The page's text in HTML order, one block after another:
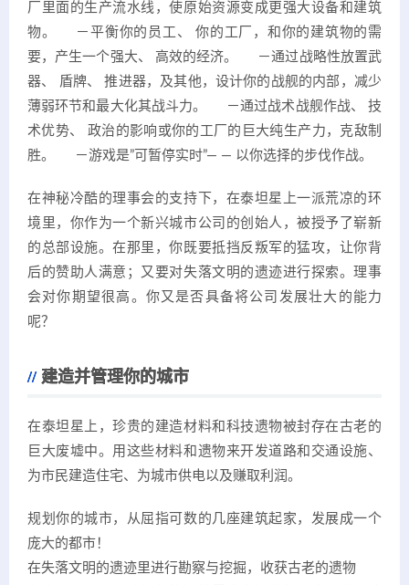
厂里面的生产流水线，使原始资源变成更强大设备和建筑
物。 －平衡你的员工、 你的工厂，和你的建筑物的需
要，产生一个强大、 高效的经济。 －通过战略性放置武
器、 盾牌、 推进器，及其他，设计你的战舰的内部，减少
薄弱环节和最大化其战斗力。 －通过战术战舰作战、 技
术优势、 政治的影响或你的工厂的巨大纯生产力，克敌制
胜。 －游戏是”可暂停实时”— — 以你选择的步伐作战。
在神秘冷酷的理事会的支持下，在泰坦星上一派荒凉的环
境里，你作为一个新兴城市公司的创始人，被授予了崭新
的总部设施。在那里，你既要抵挡反叛军的猛攻，让你背
后的赞助人满意；又要对失落文明的遗迹进行探索。理事
会对你期望很高。你又是否具备将公司发展壮大的能力
呢？
建造并管理你的城市
在泰坦星上，珍贵的建造材料和科技遗物被封存在古老的
巨大废墟中。用这些材料和遗物来开发道路和交通设施、
为市民建造住宅、为城市供电以及赚取利润。
规划你的城市，从屈指可数的几座建筑起家，发展成一个
庞大的都市！
在失落文明的遗迹里进行勘察与挖掘，收获古老的遗物